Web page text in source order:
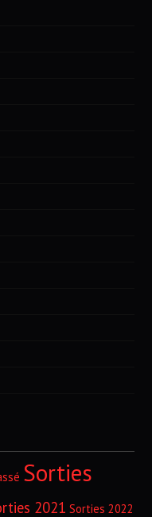
Sorties
2021 Sorties 2022